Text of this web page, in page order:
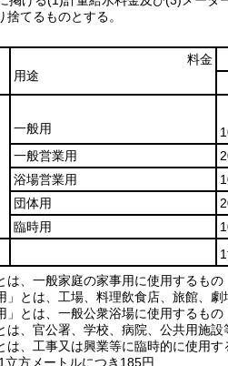
てるものとする。
料金
用途
一般用
一般営業用
浴場営業用
団体用
臨時用
は、一般家庭の家事用に使用するもの
」とは、工場、料理飲食店、旅館、
」とは、一般公衆浴場に使用するもの
は、官公署、学校、病院、公共用施
は、工事又は興業等に臨時的に使用す
方メートルにつき185円